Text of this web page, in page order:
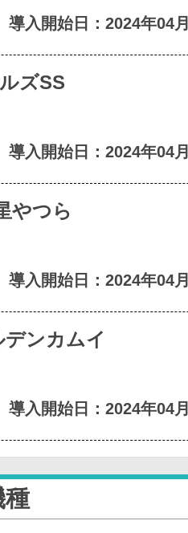
導入開始日：2024年04
ズSS
導入開始日：2024年04
やつら
導入開始日：2024年04
ンカムイ
導入開始日：2024年04
種